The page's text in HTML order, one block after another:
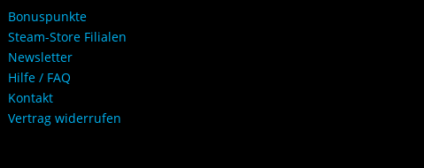
Bonuspunkte
Steam-Store Filialen
Newsletter
Hilfe / FAQ
Kontakt
Vertrag widerrufen